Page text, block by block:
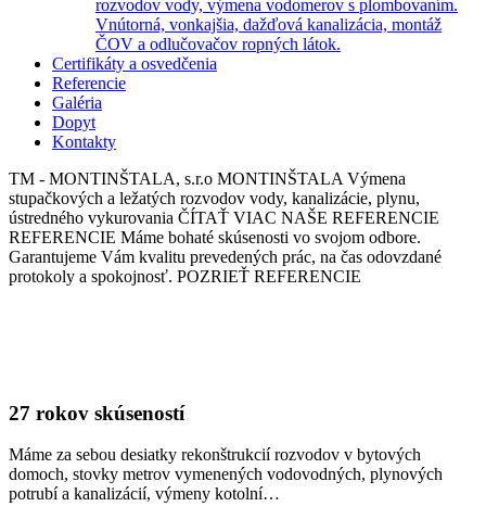
rozvodov vody, výmena vodomerov s plombovaním.
Vnútorná, vonkajšia, dažďová kanalizácia, montáž
ČOV a odlučovačov ropných látok.
Certifikáty a osvedčenia
Referencie
Galéria
Dopyt
Kontakty
TM - MONTINŠTALA, s.r.o MONTINŠTALA Výmena
stupačkových a ležatých rozvodov vody, kanalizácie, plynu,
ústredného vykurovania ČÍTAŤ VIAC NAŠE REFERENCIE
REFERENCIE Máme bohaté skúsenosti vo svojom odbore.
Garantujeme Vám kvalitu prevedených prác, na čas odovzdané
protokoly a spokojnosť. POZRIEŤ REFERENCIE
27 rokov skúseností
Máme za sebou desiatky rekonštrukcií rozvodov v bytových
domoch, stovky metrov vymenených vodovodných, plynových
potrubí a kanalizácií, výmeny kotolní…